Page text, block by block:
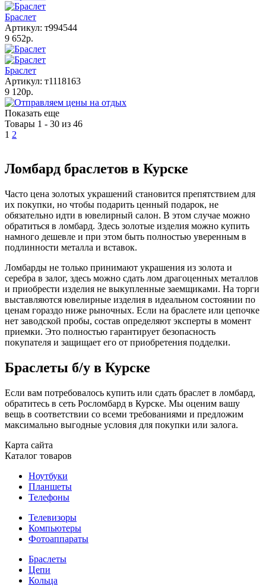
Браслет
Артикул: т994544
9 652р.
Браслет
Артикул: т1118163
9 120р.
Показать еще
Товары 1 - 30 из 46
1 2
Ломбард браслетов в Курске
Часто цена золотых украшений становится препятствием для
их покупки, но чтобы подарить ценный подарок, не
обязательно идти в ювелирный салон. В этом случае можно
обратиться в ломбард. Здесь золотые изделия можно купить
намного дешевле и при этом быть полностью уверенным в
подлинности металла и вставок.
Ломбарды не только принимают украшения из золота и
серебра в залог, здесь можно сдать лом драгоценных металлов
и приобрести изделия не выкупленные заемщиками. На торги
выставляются ювелирные изделия в идеальном состоянии по
ценам гораздо ниже рыночных. Если на браслете или цепочке
нет заводской пробы, состав определяют эксперты в момент
приемки. Это полностью гарантирует безопасность
покупателя и защищает его от приобретения подделки.
Браслеты б/у в Курске
Если вам потребовалось купить или сдать браслет в ломбард,
обратитесь в сеть Росломбард в Курске. Мы оценим вашу
вещь в соответствии со всеми требованиями и предложим
максимально выгодные условия для покупки или залога.
Карта сайта
Каталог товаров
Ноутбуки
Планшеты
Телефоны
Телевизоры
Компьютеры
Фотоаппараты
Браслеты
Цепи
Кольца